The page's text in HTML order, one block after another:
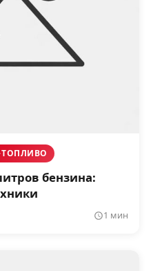
ТОПЛИВО
бензина:
1 мин